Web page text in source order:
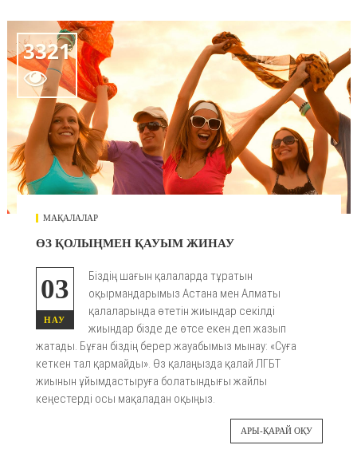
3321

МАҚАЛАЛАР
ӨЗ ҚОЛЫҢМЕН ҚАУЫМ ЖИНАУ
03
НАУ
Біздің шағын қалаларда тұратын
оқырмандарымыз Астана мен Алматы
қалаларында өтетін жиындар секілді
жиындар бізде де өтсе екен деп жазып
жатады. Бұған біздің берер жауабымыз мынау: «Суға
кеткен тал қармайды». Өз қалаңызда қалай ЛГБТ
жиынын ұйымдастыруға болатындығы жайлы
кеңестерді осы мақаладан оқыңыз.
АРЫ-ҚАРАЙ ОҚУ